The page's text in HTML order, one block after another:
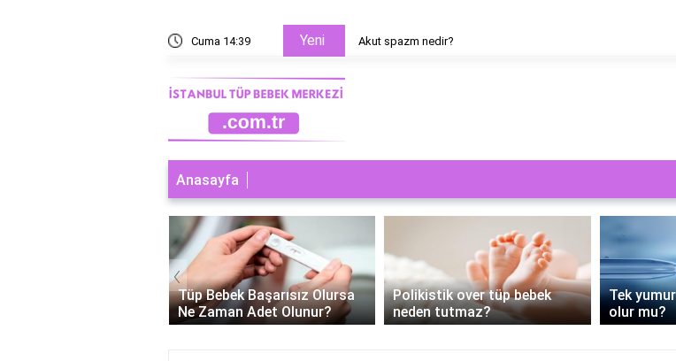
Cuma 14:39 Yeni Akut spazm nedir?
Anasayfa
Tüp Bebek Başarısız Olursa
Ne Zaman Adet Olunur?
Polikistik over tüp bebek
neden tutmaz?
Tek
olur mu?
‹